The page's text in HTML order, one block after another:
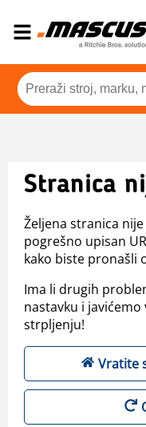
Stranica
Željena stranica
pogrešno upisan
kako biste pronašli
Ima li drugih
nastavku i javićemo
strpljenju!
Vratite